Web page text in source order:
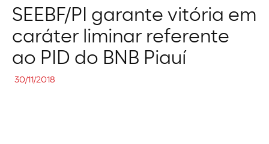
SEEBF/PI garante vitória em
caráter liminar referente
ao PID do BNB Piauí
30/11/2018